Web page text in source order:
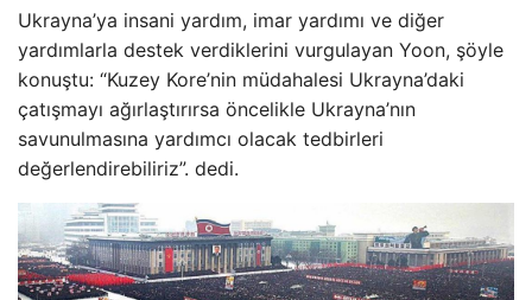
Ukrayna’ya insani yardım, imar yardımı ve diğer
yardımlarla destek verdiklerini vurgulayan Yoon, şöyle
konuştu: “Kuzey Kore’nin müdahalesi Ukrayna’daki
çatışmayı ağırlaştırırsa öncelikle Ukrayna’nın
savunulmasına yardımcı olacak tedbirleri
değerlendirebiliriz”. dedi.